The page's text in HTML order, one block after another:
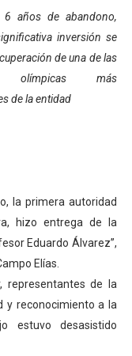
con taller de
la economía
110
la atención
OAN para la
Encuentro LAGO
de
6 años de abandono,
inversión se
de una de las
olímpicas más
de la entidad
la primera autoridad
hizo entrega de la
Eduardo Álvarez”,
Elías.
representantes de la
y reconocimiento a la
estuvo desasistido